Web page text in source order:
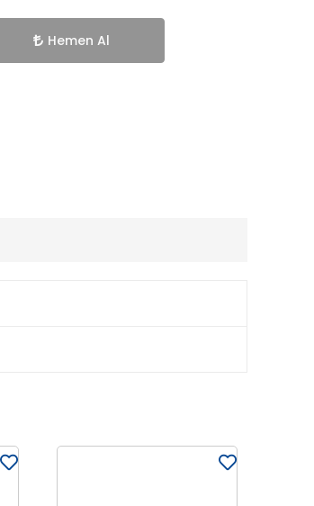
Hemen Al